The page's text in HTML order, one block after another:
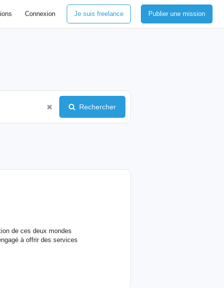
Connexion Je suis freelance Publier une mission
Rechercher
de ces deux mondes
à offrir des services